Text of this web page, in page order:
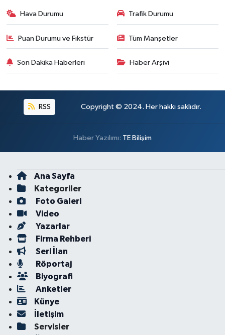
Hava Durumu Trafik Durumu
Puan Durumu ve Fikstür Tüm Manşetler
Son Dakika Haberleri Haber Arşivi
RSS Copyright © 2024. Her hakkı saklıdır.
Haber Yazılımı: TE Bilişim
Ana Sayfa
Kategoriler
Foto Galeri
Video
Yazarlar
Firma Rehberi
Seri İlan
Röportaj
Biyografi
Anketler
Künye
İletişim
Servisler